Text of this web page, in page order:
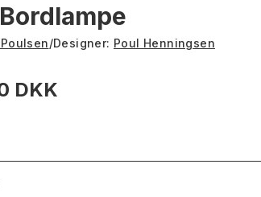
/Designer: Poul Henningsen
DKK